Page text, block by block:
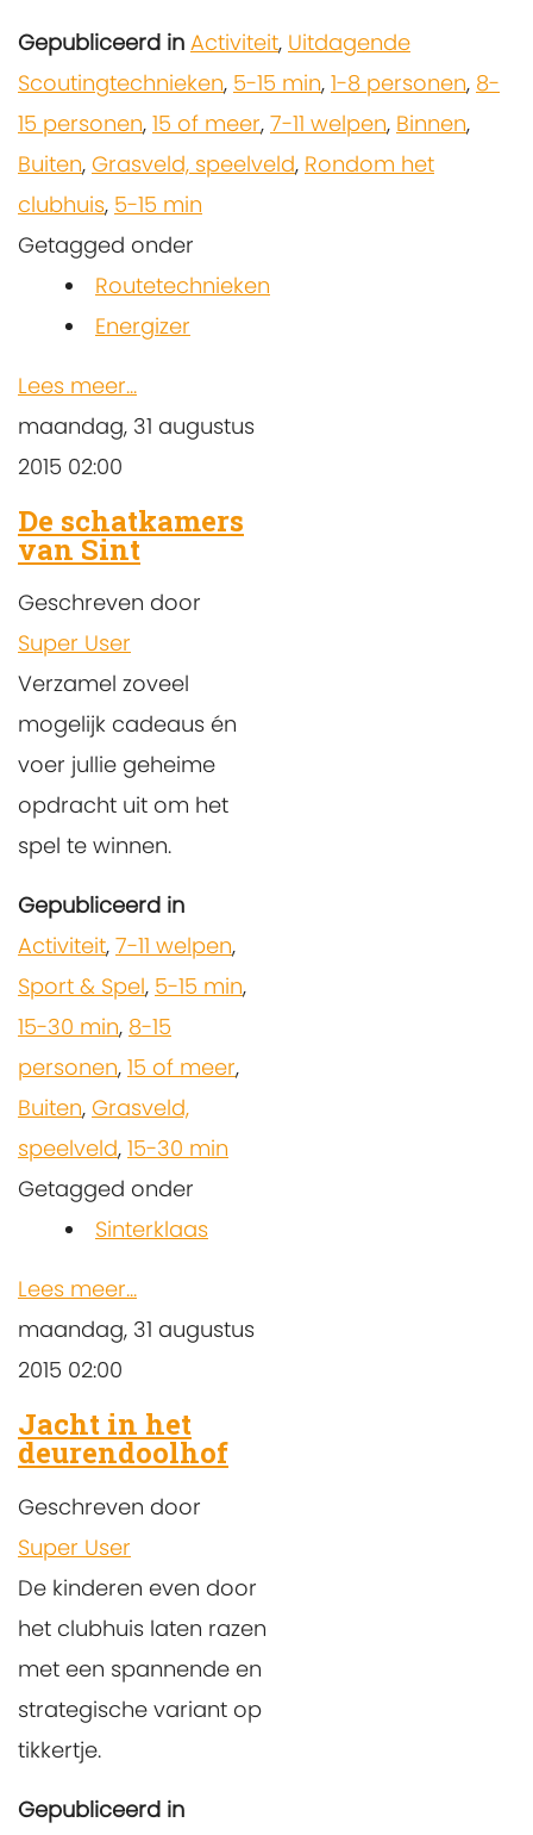
Gepubliceerd in Activiteit, Uitdagende
Scoutingtechnieken, 5-15 min, 1-8 personen, 8-
15 personen, 15 of meer, 7-11 welpen, Binnen,
Buiten, Grasveld, speelveld, Rondom het
clubhuis, 5-15 min
Getagged onder
Routetechnieken
Energizer
Lees meer...
maandag, 31 augustus
2015 02:00
De schatkamers
van Sint
Geschreven door
Super User
Verzamel zoveel
mogelijk cadeaus én
voer jullie geheime
opdracht uit om het
spel te winnen.
Gepubliceerd in
Activiteit, 7-11 welpen,
Sport & Spel, 5-15 min,
15-30 min, 8-15
personen, 15 of meer,
Buiten, Grasveld,
speelveld, 15-30 min
Getagged onder
Sinterklaas
Lees meer...
maandag, 31 augustus
2015 02:00
Jacht in het
deurendoolhof
Geschreven door
Super User
De kinderen even door
het clubhuis laten razen
met een spannende en
strategische variant op
tikkertje.
Gepubliceerd in